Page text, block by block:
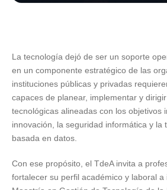
La tecnología dejó de ser un soporte
en un componente estratégico de las
instituciones públicas y privadas
capaces de planear, implementar y
tecnológicas alineadas con los objetivos
innovación, la seguridad informática y la
basada en datos.
Con ese propósito, el TdeA invita a
fortalecer su perfil académico y laboral a